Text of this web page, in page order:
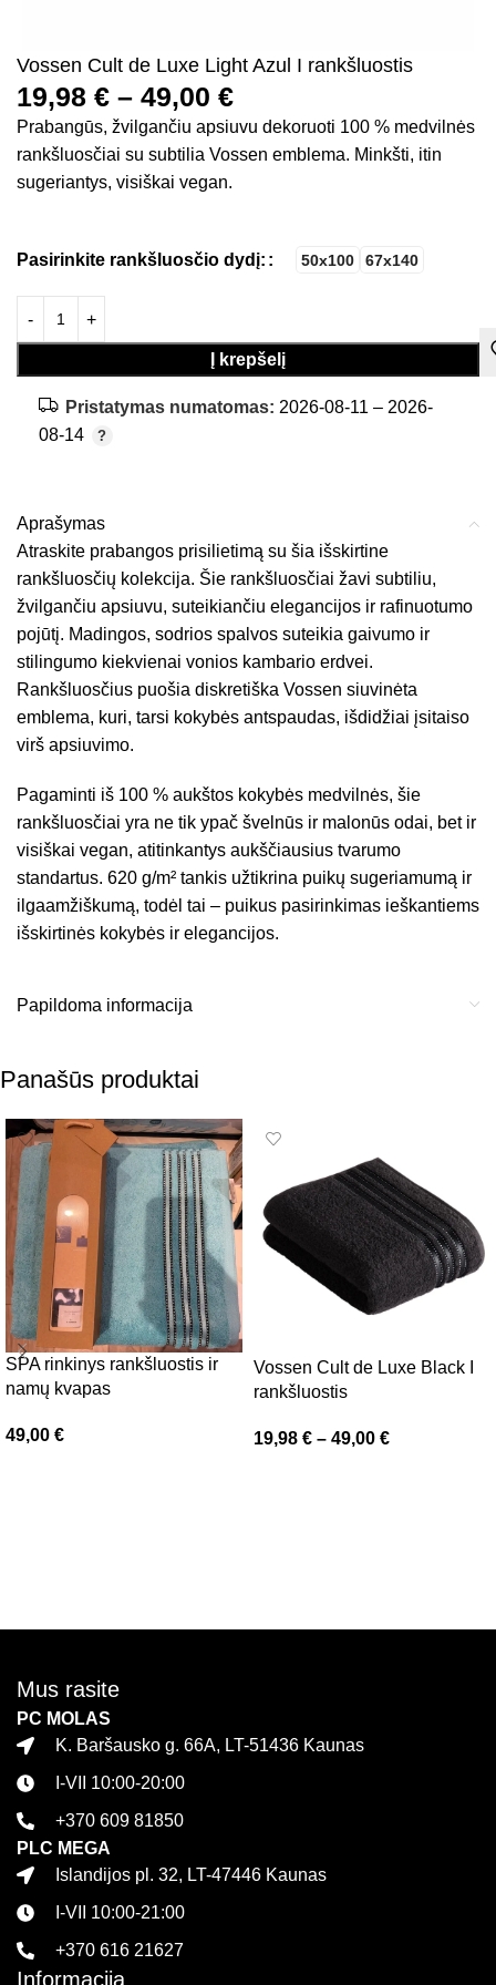
Vossen Cult de Luxe Light Azul I rankšluostis
19,98 € – 49,00 €
Prabangūs, žvilgančiu apsiuvu dekoruoti 100 % medvilnės
rankšluosčiai su subtilia Vossen emblema. Minkšti, itin
sugeriantys, visiškai vegan.
Pasirinkite rankšluosčio dydį: 50x100 67x140
Į krepšelį
Pristatymas numatomas: 2026-08-11 – 2026-
08-14
Aprašymas
Atraskite prabangos prisilietimą su šia išskirtine
rankšluosčių kolekcija. Šie rankšluosčiai žavi subtiliu,
žvilgančiu apsiuvu, suteikiančiu elegancijos ir rafinuotumo
pojūtį. Madingos, sodrios spalvos suteikia gaivumo ir
stilingumo kiekvienai vonios kambario erdvei.
Rankšluosčius puošia diskretiška Vossen siuvinėta
emblema, kuri, tarsi kokybės antspaudas, išdidžiai įsitaiso
virš apsiuvimo.
Pagaminti iš 100 % aukštos kokybės medvilnės, šie
rankšluosčiai yra ne tik ypač švelnūs ir malonūs odai, bet ir
visiškai vegan, atitinkantys aukščiausius tvarumo
standartus. 620 g/m² tankis užtikrina puikų sugeriamumą ir
ilgaamžiškumą, todėl tai – puikus pasirinkimas ieškantiems
išskirtinės kokybės ir elegancijos.
Papildoma informacija
Panašūs produktai
SPA rinkinys rankšluostis ir
namų kvapas
49,00 €
Vossen Cult de Luxe Black I
rankšluostis
19,98 € – 49,00 €
Mus rasite
PC MOLAS
K. Baršausko g. 66A, LT-51436 Kaunas
I-VII 10:00-20:00
+370 609 81850
PLC MEGA
Islandijos pl. 32, LT-47446 Kaunas
I-VII 10:00-21:00
+370 616 21627
Informacija